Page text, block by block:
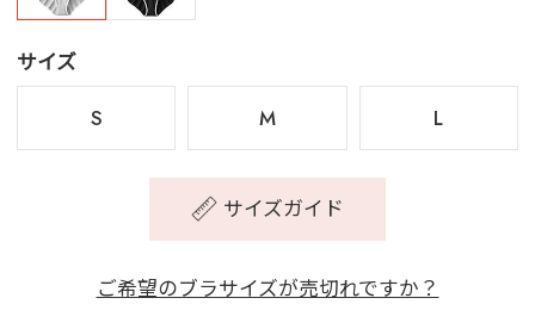
サイズ
S
M L
サイズガイド
ご希望のブラサイズが売切れですか？